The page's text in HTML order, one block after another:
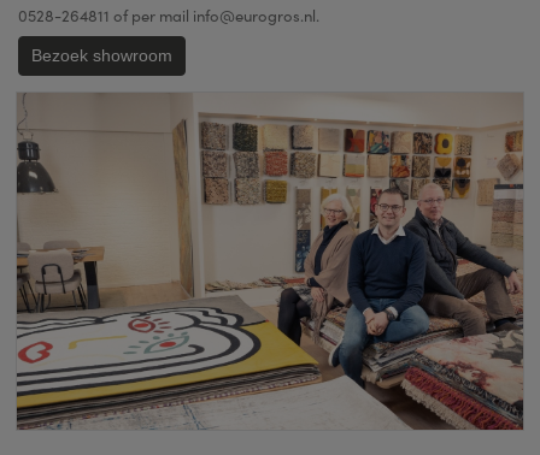
0528-264811 of per mail info@eurogros.nl.
Bezoek showroom